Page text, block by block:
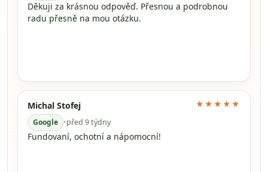
Děkuji za krásnou odpověď. Přesnou a podrobnou
radu přesně na mou otázku.
Michal Stofej
Google •před 9 týdny
★★★★★
Fundovaní, ochotní a nápomocní!